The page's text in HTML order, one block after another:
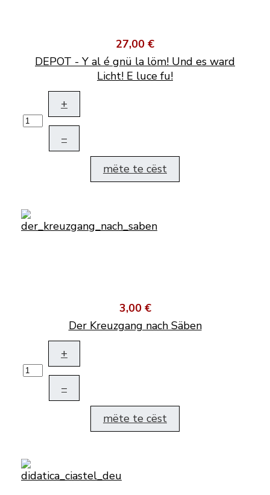
27,00 €
DEPOT - Y al é gnü la löm! Und es ward
Licht! E luce fu!
+
–
mëte te cëst
3,00 €
Der Kreuzgang nach Säben
+
–
mëte te cëst